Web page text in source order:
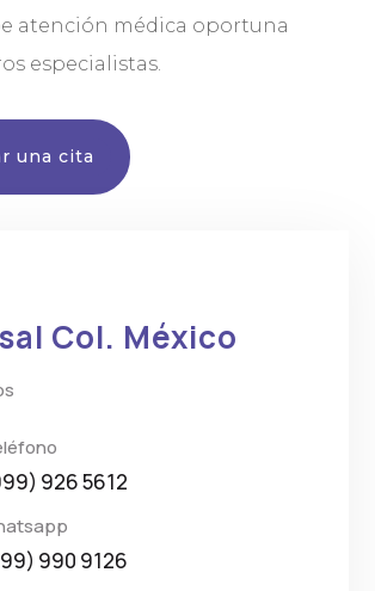
atención médica oportuna
especialistas.
una cita
Col. México
926 5612
990 9126